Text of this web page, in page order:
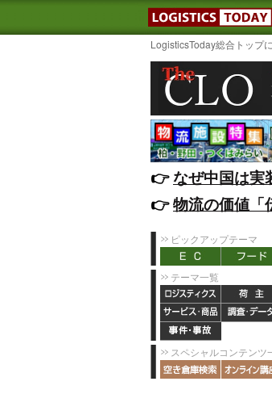
LogisticsToday総合トップ
👉️なぜ中国は実
👉️物流の価値「
ピックアップテーマ
テーマ一覧
スペシャルコンテンツ